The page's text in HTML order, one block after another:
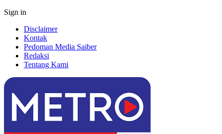
Sign in
Disclaimer
Kontak
Pedoman Media Saiber
Redaksi
Tentang Kami